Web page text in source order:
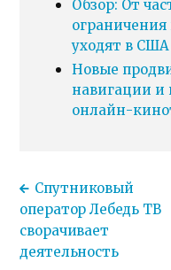
Обзор: От
уходят в
Новые
навигации и
онлайн-
Спутниковый
оператор Лебедь ТВ
сворачивает
деятельность